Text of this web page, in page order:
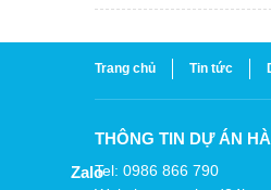
Trang chủ Tin tức
THÔNG TIN DỰ ÁN
Tel: 0986 866 790
Zalo